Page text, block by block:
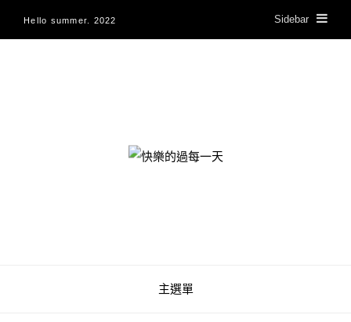
Hello summer. 2022 Sidebar
快樂的過每一天
主選單